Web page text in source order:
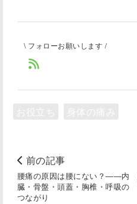
\ フォローお願いします /
前の記事
腰痛の原因は腰にない？――内
臓・骨盤・頭蓋・胸椎・呼吸の
つながり